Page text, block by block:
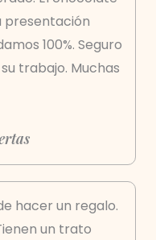
presentación
100%. Seguro
trabajo. Muchas
hacer un regalo.
un trato